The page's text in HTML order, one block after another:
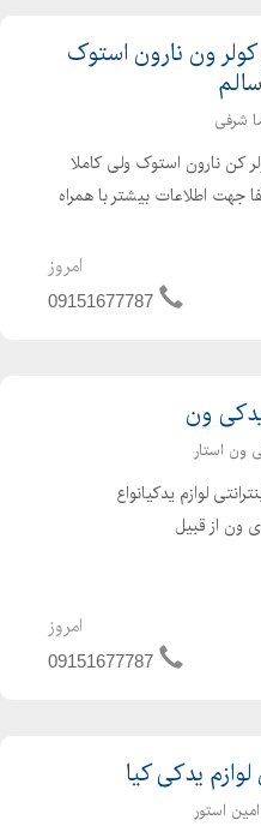
ون نارون استوک
شرفی
کن نارون استوک ولی کاملا
جهت اطلاعات بیشتر با همراه
امروز
09151677787
ون
ون استار
لوازم یدکیانواع
ون از قبیل
نارون.لوازم یدکی L300 لوازم جلوبندی ون
لوازم ون میتسوبیش...
امروز
09151677787
یدکی کیا
استور